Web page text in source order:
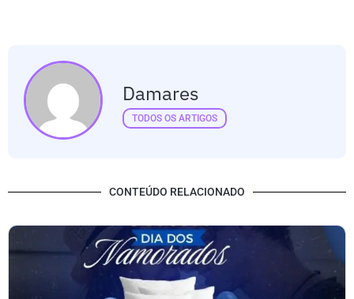
Damares
TODOS OS ARTIGOS
CONTEÚDO RELACIONADO